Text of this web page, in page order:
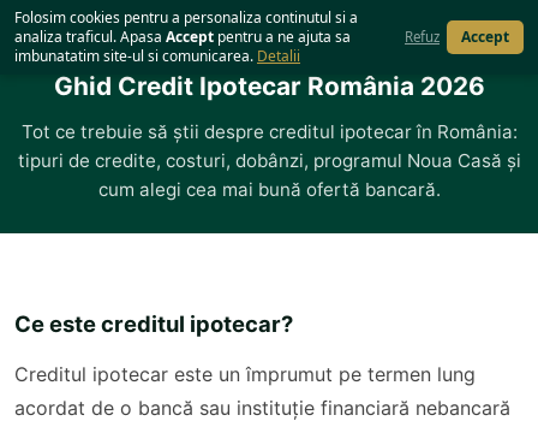
Acasă›Ghid Credit Ipotecar România
Ghid Credit Ipotecar România 2026
Tot ce trebuie să știi despre creditul ipotecar în România:
tipuri de credite, costuri, dobânzi, programul Noua Casă și
cum alegi cea mai bună ofertă bancară.
Ce este creditul ipotecar?
Creditul ipotecar este un împrumut pe termen lung
acordat de o bancă sau instituție financiară nebancară
Folosim cookies pentru a personaliza continutul si a
analiza traficul. Apasa Accept pentru a ne ajuta sa
imbunatatim site-ul si comunicarea. Detalii
Refuz Accept